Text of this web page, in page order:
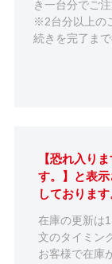
き一台分でご注
※2台分以上の
続きを完了まで
【恐れ入り
す。】と表
しております
在庫の更新は
文のタイミン
お客様で在庫